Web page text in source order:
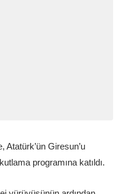
Atatürk’ün Giresun’u
programına katıldı.